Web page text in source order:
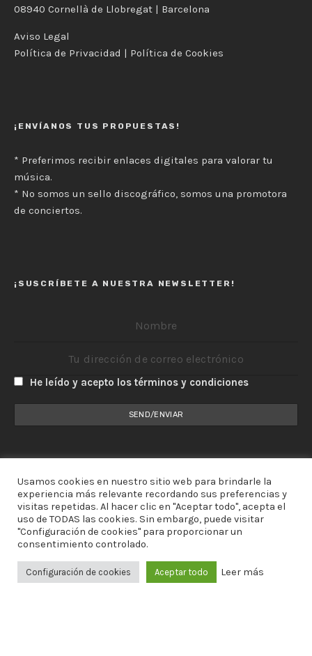
08940 Cornellà de Llobregat | Barcelona
Aviso Legal
Política de Privacidad | Política de Cookies
¡ENVÍANOS TUS PROPUESTAS!
* Preferimos recibir enlaces digitales para valorar tu
música.
* No somos un sello discográfico, somos una promotora
de conciertos.
¡SUSCRÍBETE A NUESTRA NEWSLETTER!
He leído y acepto los términos y condiciones
Usamos cookies en nuestro sitio web para brindarle la
experiencia más relevante recordando sus preferencias y
visitas repetidas. Al hacer clic en "Aceptar todo", acepta el
uso de TODAS las cookies. Sin embargo, puede visitar
"Configuración de cookies" para proporcionar un
consentimiento controlado.
Configuración de cookies Aceptar todo Leer más